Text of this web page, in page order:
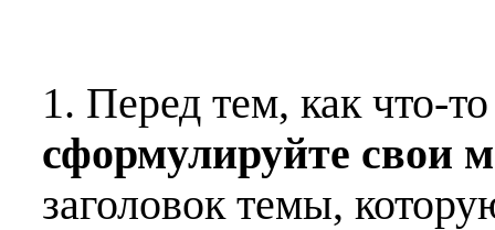
1. Перед тем, как что-
сформулируйте свои
заголовок темы,